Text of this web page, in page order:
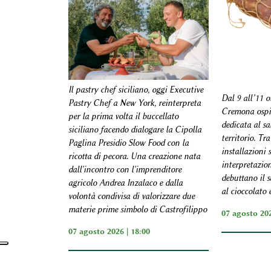
Il pastry chef siciliano, oggi Executive
Pastry Chef a New York, reinterpreta
per la prima volta il buccellato
siciliano facendo dialogare la Cipolla
Paglina Presidio Slow Food con la
ricotta di pecora. Una creazione nata
dall'incontro con l'imprenditore
agricolo Andrea Inzalaco e dalla
volontà condivisa di valorizzare due
materie prime simbolo di Castrofilippo
07 agosto 2026 | 18:00
Dal 9 all’11
Cremona
dedicata al
territorio.
installazioni
debuttano il
al cioccolato
07 agosto